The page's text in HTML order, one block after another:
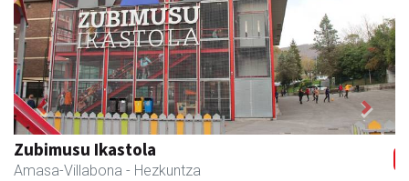
Amane
Amasa-Villabona - Arropa-dendak
Previous Next